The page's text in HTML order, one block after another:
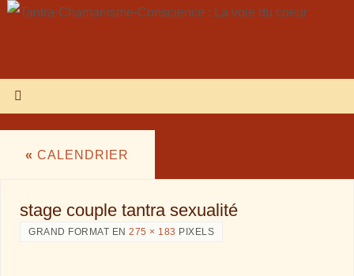
« CALENDRIER
stage couple tantra sexualité
GRAND FORMAT EN275 × 183 PIXELS